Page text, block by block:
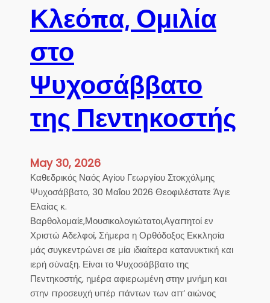
t
h
l
y
A
p
s
t
e
B
a
r
t
h
o
t
a
e
o
a
o
f
S
e
d
e
n
’
s
Κλεόπα, Ομιλία
στο
Ψυχοσάββατο
της Πεντηκοστής
May 30, 2026
Καθεδρικός Ναός Αγίου Γεωργίου Στοκχόλμης
Ψυχοσάββατο, 30 Μαΐου 2026 Θεοφιλέστατε Άγιε
Ελαίας κ.
Βαρθολομαίε,Μουσικολογιώτατοι,Αγαπητοί εν
Χριστώ Αδελφοί, Σήμερα η Ορθόδοξος Εκκλησία
μάς συγκεντρώνει σε μία ιδιαίτερα κατανυκτική και
ιερή σύναξη. Είναι το Ψυχοσάββατο της
Πεντηκοστής, ημέρα αφιερωμένη στην μνήμη και
στην προσευχή υπέρ πάντων των απ’ αιώνος